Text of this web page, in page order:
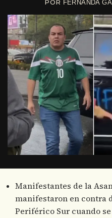
POR FERNANDA
Manifestantes de la
manifestaron en contra
Periférico Sur cuando